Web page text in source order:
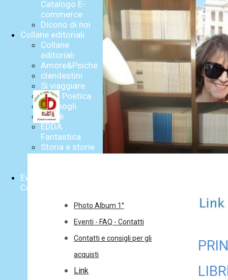
Catalogo E-
commerce
Dicono di noi
Collane editoriali
Collane
editoriali
Amore&Psiche
clandestini
Sì viaggiare
Edda Poetica
Germogli
Skenè
EDDA
Fantastica
Storia e storie
Eventi - FAQ -
Contatti
Photo Album 1°
Eventi - FAQ - Contatti
Contatti e consigli per gli
acquisti
Link